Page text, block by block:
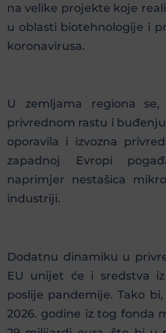
na velike projekte koje
u oblasti biotehnologije i
koronavirusa.
U zemljama regiona se,
privrednom rastu i
oporavila i izvozna
zapadnoj Evropi
naprimjer nestašica
industriji.
Dodatnu dinamiku u
EU unijet će i sredstva
poslije pandemije. Tako
2026. godine iz tog fonda